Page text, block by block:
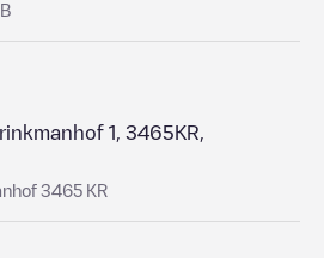
1, 3465KR,
3465 KR